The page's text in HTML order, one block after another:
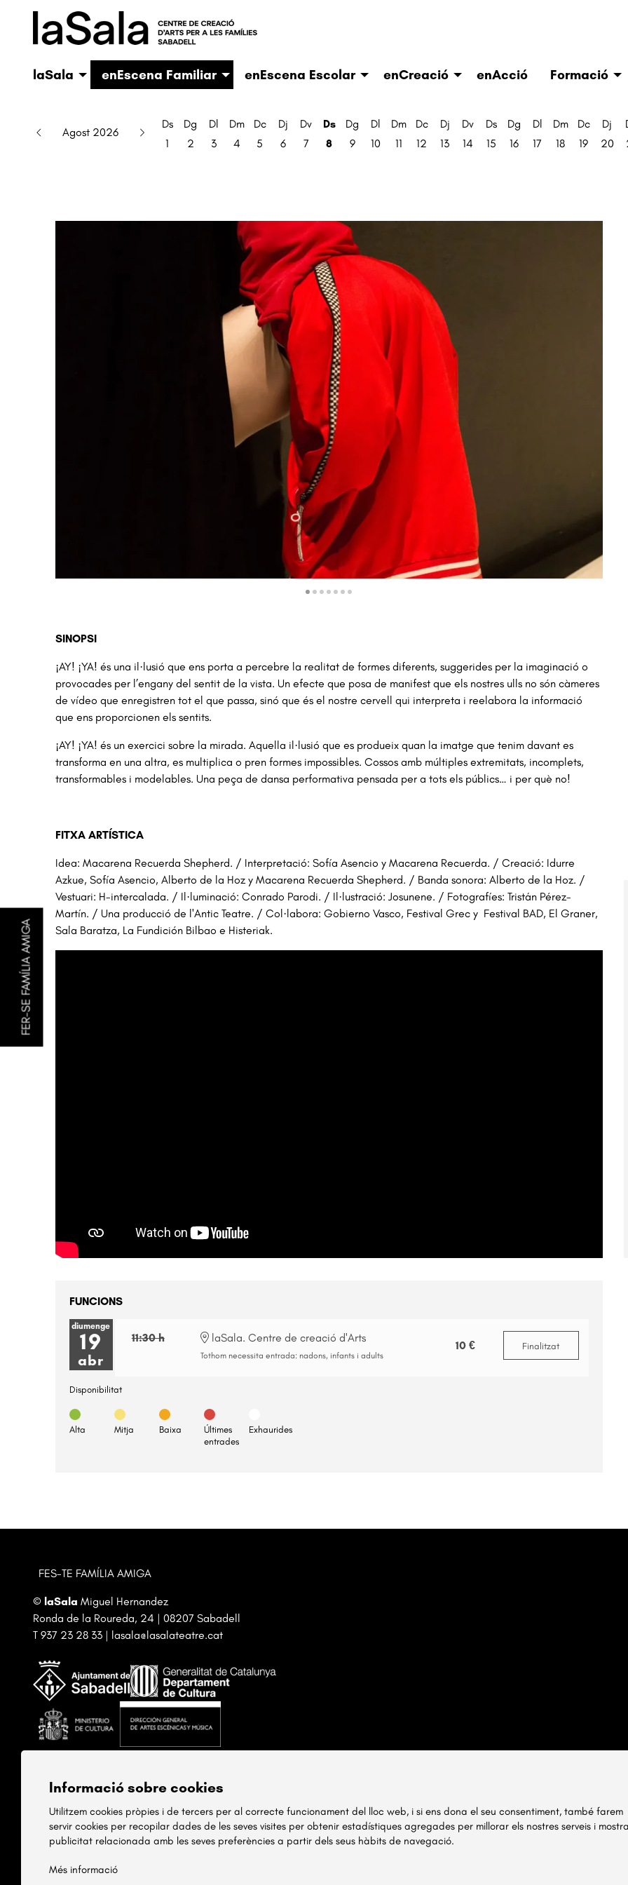
FER-SE FAMÍLIA AMIGA
laSala enEscena Familiar enEscena Escolar enCreació enAcció Formació
Agost 2026
Ds
1
Dg
2
Dl
3
Dm
4
Dc
5
Dj
6
Dv
7
Ds
8
Dg
9
Dl
10
Dm
11
Dc
12
Dj
13
Dv
14
Ds
15
Dg
16
Dl
17
Dm
18
Dc
19
Dj
20
SINOPSI
¡AY! ¡YA! és una il·lusió que ens porta a percebre la realitat de formes diferents, suggerides per la imaginació o
provocades per l’engany del sentit de la vista. Un efecte que posa de manifest que els nostres ulls no són càmeres
de vídeo que enregistren tot el que passa, sinó que és el nostre cervell qui interpreta i reelabora la informació
que ens proporcionen els sentits.
¡AY! ¡YA! és un exercici sobre la mirada. Aquella il·lusió que es produeix quan la imatge que tenim davant es
transforma en una altra, es multiplica o pren formes impossibles. Cossos amb múltiples extremitats, incomplets,
transformables i modelables. Una peça de dansa performativa pensada per a tots els públics… i per què no!
FITXA ARTÍSTICA
Idea: Macarena Recuerda Shepherd. / Interpretació: Sofía Asencio y Macarena Recuerda. / Creació: Idurre
Azkue, Sofía Asencio, Alberto de la Hoz y Macarena Recuerda Shepherd. / Banda sonora: Alberto de la Hoz. /
Vestuari: H-intercalada. / Il·luminació: Conrado Parodi. / Il·lustració: Josunene. / Fotografíes: Tristán Pérez-
Martín. / Una producció de l'Antic Teatre. / Col·labora: Gobierno Vasco, Festival Grec y Festival BAD, El Graner,
Sala Baratza, La Fundición Bilbao e Histeriak.
FUNCIONS
diumenge
19
abr
11:30 h laSala. Centre de creació d'Arts
Tothom necessita entrada: nadons, infants i adults
10 € Finalitzat
Disponibilitat
Alta Mitja Baixa
Últimes
entrades
Exhaurides
FES-TE FAMÍLIA AMIGA
© laSala Miguel Hernandez
Ronda de la Roureda, 24 | 08207 Sabadell
T 937 23 28 33 | lasala@lasalateatre.cat
Informació sobre cookies
Utilitzem cookies pròpies i de tercers per al correcte funcionament del lloc web, i si ens dona el seu consentiment, també farem
servir cookies per recopilar dades de les seves visites per obtenir estadístiques agregades per millorar els nostres serveis i
publicitat relacionada amb les seves preferències a partir dels seus hàbits de navegació.
Més informació